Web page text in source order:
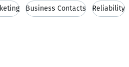
Business Contacts Reliability